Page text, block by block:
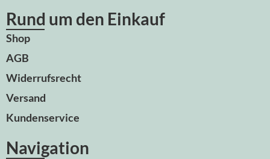
Rund um den Einkauf
Shop
AGB
Widerrufsrecht
Versand
Kundenservice
Navigation